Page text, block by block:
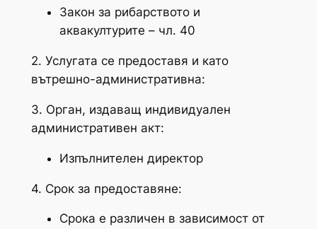
Закон за рибарството и
аквакултурите – чл. 40
2. Услугата се предоставя и като
вътрешно-административна:
3. Орган, издаващ индивидуален
административен акт:
Изпълнителен директор
4. Срок за предоставяне:
Срока е различен в зависимост от